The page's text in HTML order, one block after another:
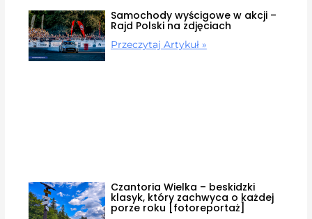
Samochody wyścigowe w akcji –
Rajd Polski na zdjęciach
Przeczytaj Artykuł »
Czantoria Wielka – beskidzki
klasyk, który zachwyca o każdej
porze roku [fotoreportaż]